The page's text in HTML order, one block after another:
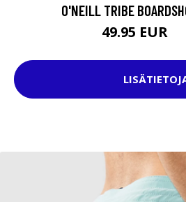
O'NEILL TRIBE
49.95 EUR